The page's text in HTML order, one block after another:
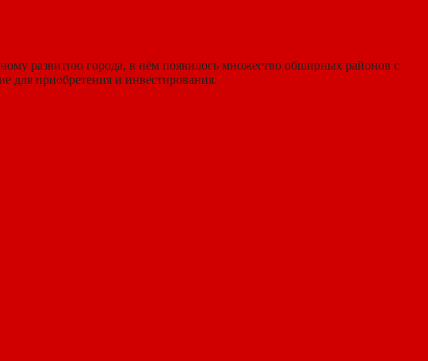
развитию города, в нём появилось множество обширных районов с
для приобретения и инвестирования.